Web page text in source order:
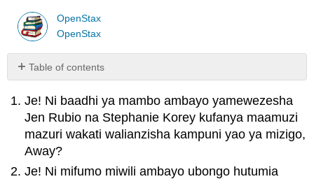
OpenStax
OpenStax
Table of contents
No
Je! Ni baadhi ya mambo ambayo yamewezesha
Jen Rubio na Stephanie Korey kufanya maamuzi
mazuri wakati walianzisha kampuni yao ya mizigo,
Away?
Je! Ni mifumo miwili ambayo ubongo hutumia